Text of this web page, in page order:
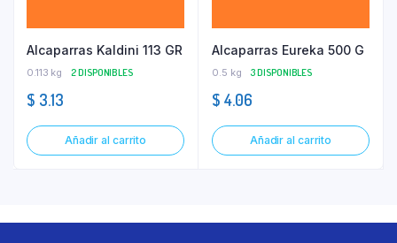
Alcaparras Kaldini 113 GR
0.113 kg 2 DISPONIBLES
$ 3.13
Añadir al carrito
Alcaparras Eureka 500 G
0.5 kg 3 DISPONIBLES
$ 4.06
Añadir al carrito